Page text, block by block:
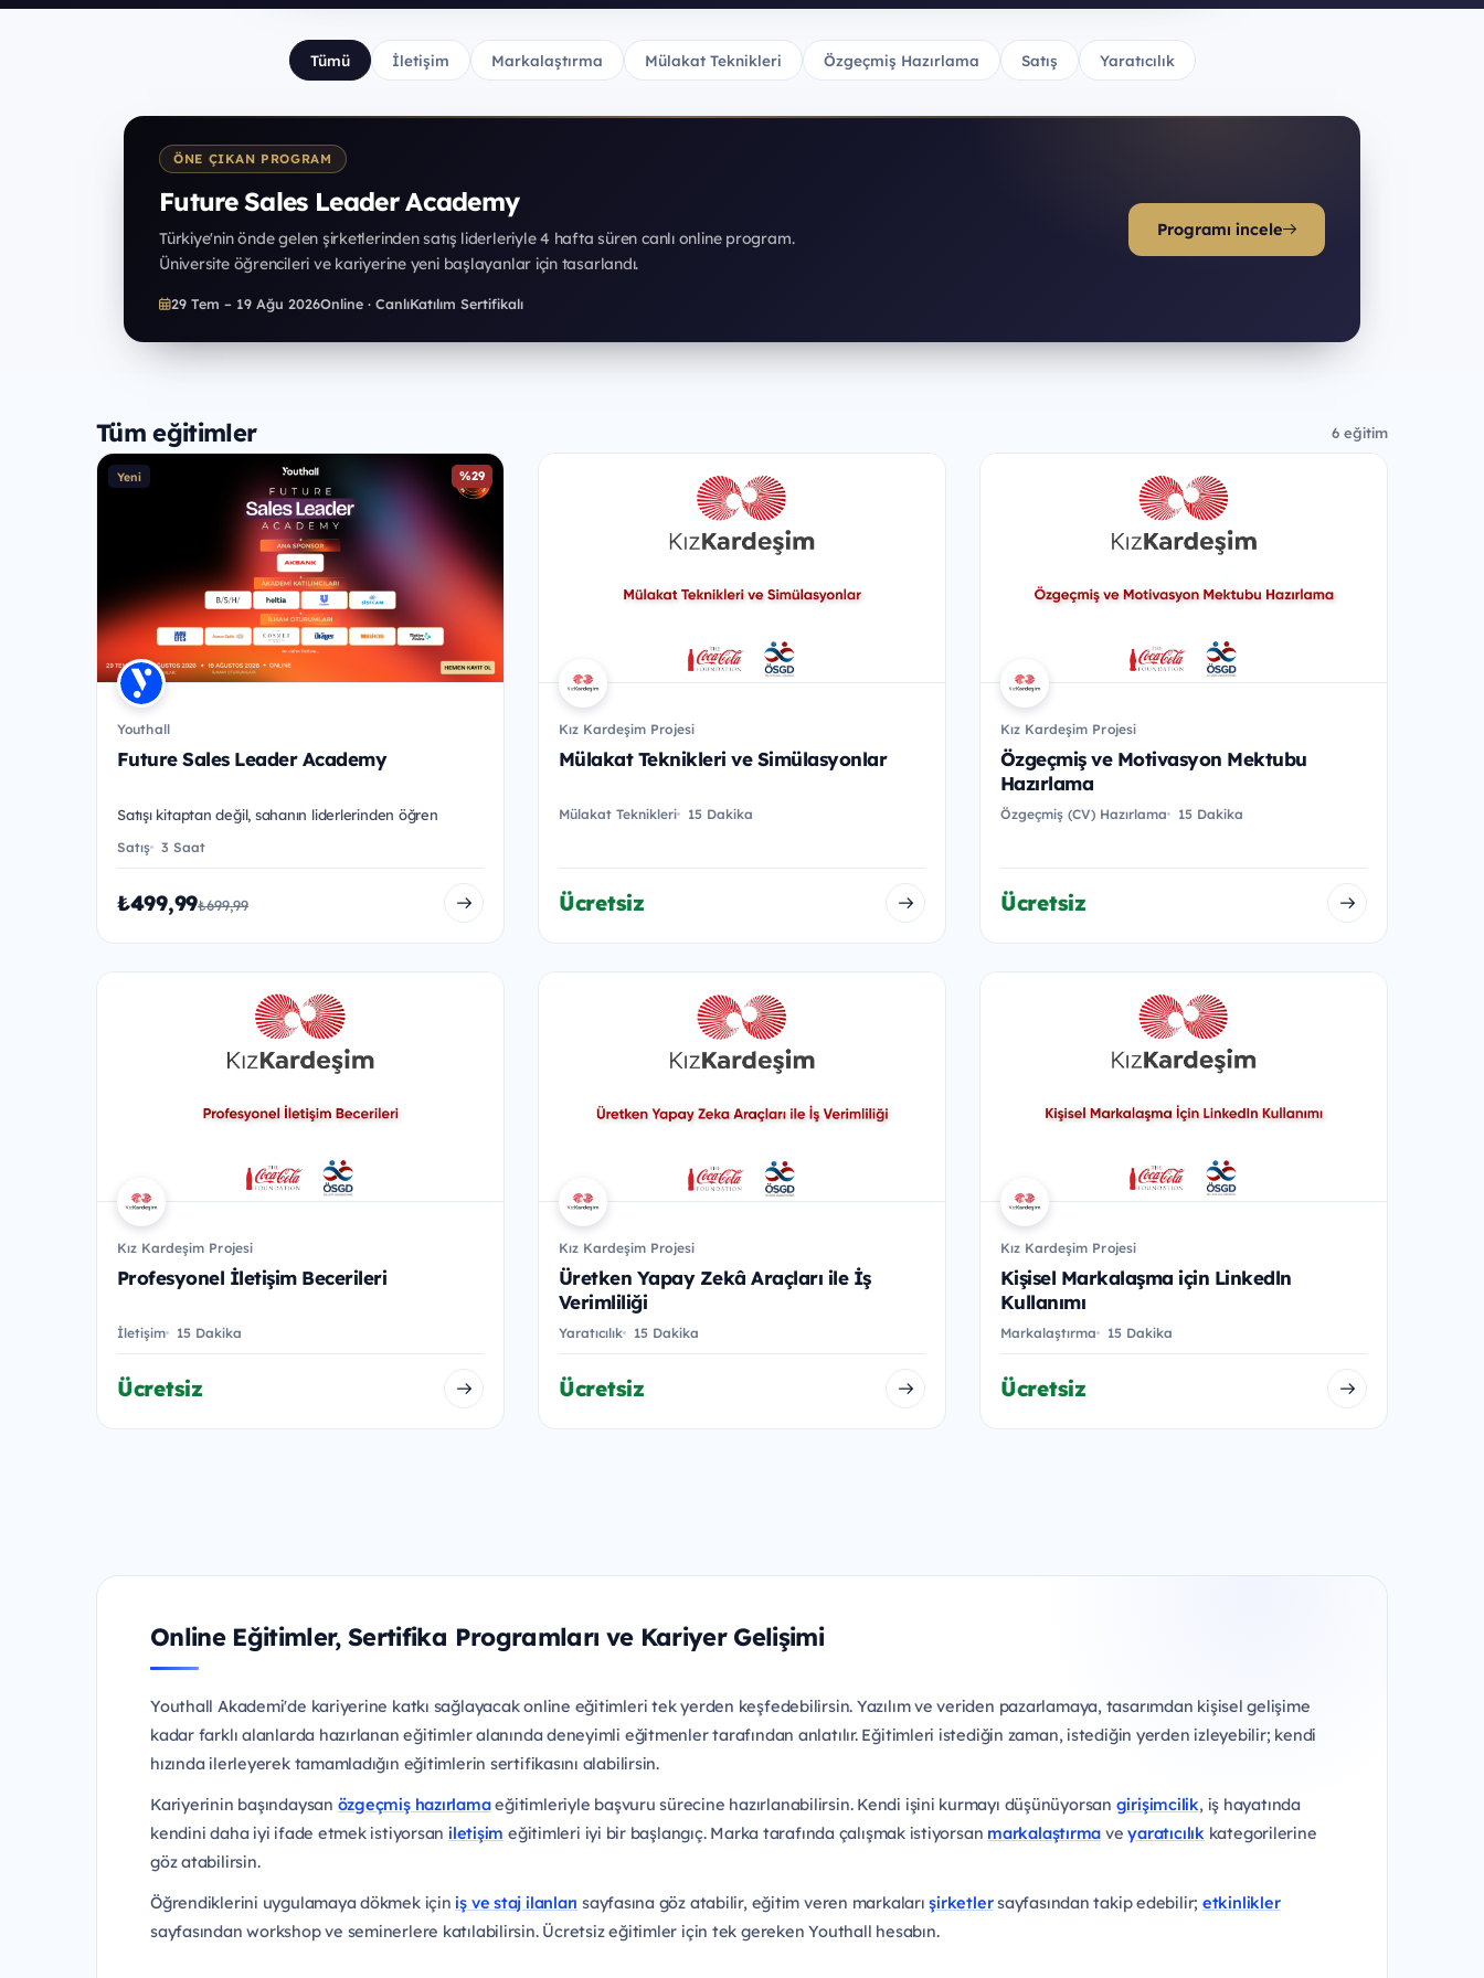
Tümü İletişim Markalaştırma Mülakat Teknikleri Özgeçmiş Hazırlama Satış Yaratıcılık
ÖNE ÇIKAN PROGRAM
Future Sales Leader Academy
Türkiye'nin önde gelen şirketlerinden satış liderleriyle 4 hafta süren canlı online program.
Üniversite öğrencileri ve kariyerine yeni başlayanlar için tasarlandı.
29 Tem – 19 Ağu 2026Online · CanlıKatılım Sertifikalı
Programı incele
Tüm eğitimler 6 eğitim
Yeni %29
Youthall
Future Sales Leader Academy
Satışı kitaptan değil, sahanın liderlerinden öğren
Satış 3 Saat
₺499,99₺699,99
Kız Kardeşim Projesi
Mülakat Teknikleri ve Simülasyonlar
Mülakat Teknikleri 15 Dakika
Ücretsiz
Kız Kardeşim Projesi
Özgeçmiş ve Motivasyon Mektubu
Hazırlama
Özgeçmiş (CV) Hazırlama 15 Dakika
Ücretsiz
Kız Kardeşim Projesi
Profesyonel İletişim Becerileri
İletişim 15 Dakika
Ücretsiz
Kız Kardeşim Projesi
Üretken Yapay Zekâ Araçları ile İş
Verimliliği
Yaratıcılık 15 Dakika
Ücretsiz
Kız Kardeşim Projesi
Kişisel Markalaşma için Linkedln
Kullanımı
Markalaştırma 15 Dakika
Ücretsiz
Online Eğitimler, Sertifika Programları ve Kariyer Gelişimi
Youthall Akademi'de kariyerine katkı sağlayacak online eğitimleri tek yerden keşfedebilirsin. Yazılım ve veriden pazarlamaya, tasarımdan kişisel gelişime
kadar farklı alanlarda hazırlanan eğitimler alanında deneyimli eğitmenler tarafından anlatılır. Eğitimleri istediğin zaman, istediğin yerden izleyebilir; kendi
hızında ilerleyerek tamamladığın eğitimlerin sertifikasını alabilirsin.
Kariyerinin başındaysan özgeçmiş hazırlamaeğitimleriyle başvuru sürecine hazırlanabilirsin. Kendi işini kurmayı düşünüyorsan girişimcilik, iş hayatında
kendini daha iyi ifade etmek istiyorsan iletişim eğitimleri iyi bir başlangıç. Marka tarafında çalışmak istiyorsan markalaştırma veyaratıcılık kategorilerine
göz atabilirsin.
Öğrendiklerini uygulamaya dökmek içiniş ve staj ilanları sayfasına göz atabilir, eğitim veren markalarışirketlersayfasından takip edebilir; etkinlikler
sayfasından workshop ve seminerlere katılabilirsin. Ücretsiz eğitimler için tek gereken Youthall hesabın.